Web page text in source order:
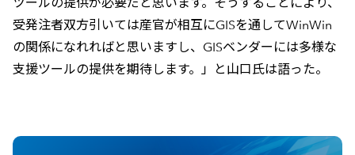
ツールの提供が必要だと思います。そうすることにより、
受発注者双方引いては産官が相互にGISを通してWinWin
の関係になれればと思いますし、GISベンダーには多様な
支援ツールの提供を期待します。」と山口氏は語った。